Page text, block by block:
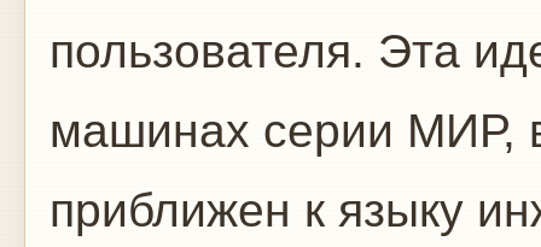
пользователя. Эта
машинах серии МИР,
приближен к языку